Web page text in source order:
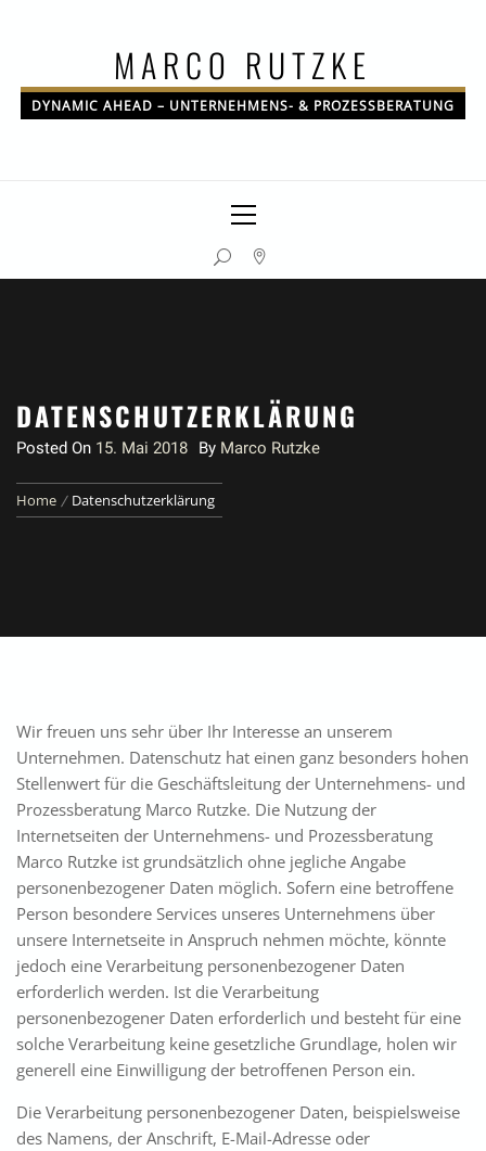
MARCO RUTZKE
DYNAMIC AHEAD – UNTERNEHMENS- & PROZESSBERATUNG
Menu
DATENSCHUTZERKLÄRUNG
Posted On 15. Mai 2018 By Marco Rutzke
Home Datenschutzerklärung
Wir freuen uns sehr über Ihr Interesse an unserem
Unternehmen. Datenschutz hat einen ganz besonders hohen
Stellenwert für die Geschäftsleitung der Unternehmens- und
Prozessberatung Marco Rutzke. Die Nutzung der
Internetseiten der Unternehmens- und Prozessberatung
Marco Rutzke ist grundsätzlich ohne jegliche Angabe
personenbezogener Daten möglich. Sofern eine betroffene
Person besondere Services unseres Unternehmens über
unsere Internetseite in Anspruch nehmen möchte, könnte
jedoch eine Verarbeitung personenbezogener Daten
erforderlich werden. Ist die Verarbeitung
personenbezogener Daten erforderlich und besteht für eine
solche Verarbeitung keine gesetzliche Grundlage, holen wir
generell eine Einwilligung der betroffenen Person ein.
Die Verarbeitung personenbezogener Daten, beispielsweise
des Namens, der Anschrift, E-Mail-Adresse oder